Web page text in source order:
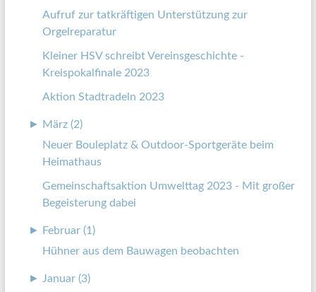
Aufruf zur tatkräftigen Unterstützung zur
Orgelreparatur
Kleiner HSV schreibt Vereinsgeschichte -
Kreispokalfinale 2023
Aktion Stadtradeln 2023
►
März (2)
Neuer Bouleplatz & Outdoor-Sportgeräte beim
Heimathaus
Gemeinschaftsaktion Umwelttag 2023 - Mit großer
Begeisterung dabei
►
Februar (1)
Hühner aus dem Bauwagen beobachten
► Januar (3)